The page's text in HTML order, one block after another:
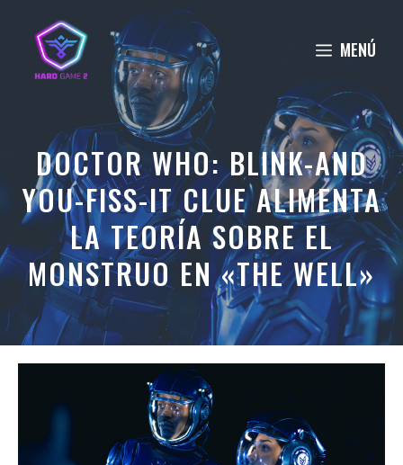
contenido
MENÚ
DOCTOR WHO: BLINK-AND
YOU-FISS-IT CLUE ALIMENTA
LA TEORÍA SOBRE EL
MONSTRUO EN «THE WELL»